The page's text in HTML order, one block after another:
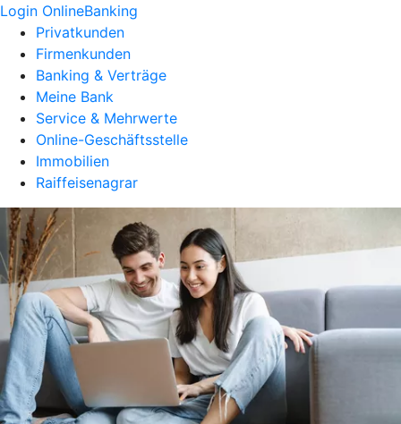
Login OnlineBanking
Privatkunden
Firmenkunden
Banking & Verträge
Meine Bank
Service & Mehrwerte
Online-Geschäftsstelle
Immobilien
Raiffeisenagrar